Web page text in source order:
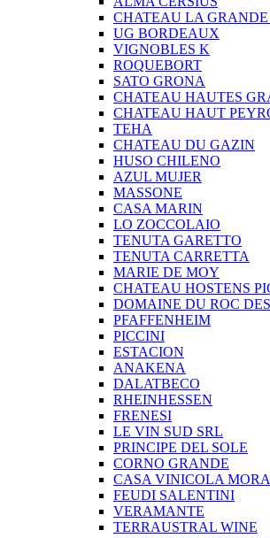
CHATEAU LA
UG BORDEAUX
VIGNOBLES K
ROQUEBORT
SATO GRONA
CHATEAU HAUTES
CHATEAU HAUT
TEHA
CHATEAU DU GAZIN
HUSO CHILENO
AZUL MUJER
MASSONE
CASA MARIN
LO ZOCCOLAIO
TENUTA GARETTO
TENUTA CARRETTA
MARIE DE MOY
CHATEAU HOSTENS
DOMAINE DU ROC
PFAFFENHEIM
PICCINI
ESTACION
ANAKENA
DALATBECO
RHEINHESSEN
FRENESI
LE VIN SUD SRL
PRINCIPE DEL SOLE
CORNO GRANDE
CASA VINICOLA
FEUDI SALENTINI
VERAMANTE
TERRAUSTRAL WINE